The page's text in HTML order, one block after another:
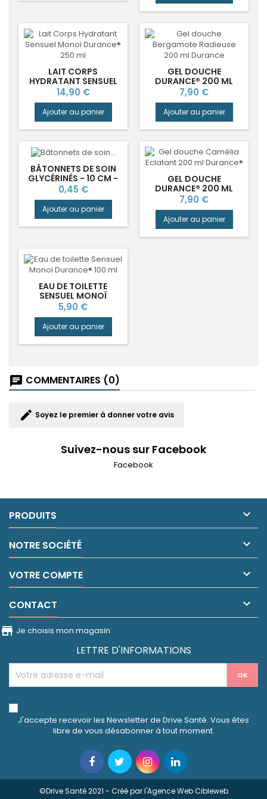
LAIT CORPS
HYDRATANT SENSUEL
MONOÏ DURANCE®
Prix
14,90 €
Ajouter au panier
GEL DOUCHE
DURANCE® 200 ML
BERGAMOTE RADIEUSE
Prix
7,90 €
Ajouter au panier
BÂTONNETS DE SOIN
GLYCÉRINÉS - 10 CM -
SACHET DE 3
Prix
0,45 €
Ajouter au panier
GEL DOUCHE
DURANCE® 200 ML
CAMÉLIA ECLATANT
Prix
7,90 €
Ajouter au panier
EAU DE TOILETTE
SENSUEL MONOÏ
DURANCE®
Prix
5,90 €
Ajouter au panier
chat COMMENTAIRES (0)
edit Soyez le premier à donner votre avis
Suivez-nous sur Facebook
Facebook
PRODUITS 
NOTRE SOCIÉTÉ 
VOTRE COMPTE 
CONTACT

store_front
Je choisis mon magasin
LETTRE D'INFORMATIONS
J'accepte recevoir les Newsletter de Drive Santé. Vous êtes
libre de vous désabonner à tout moment.
©Drive Santé 2021 - Créé par l'Agence Web Cibleweb